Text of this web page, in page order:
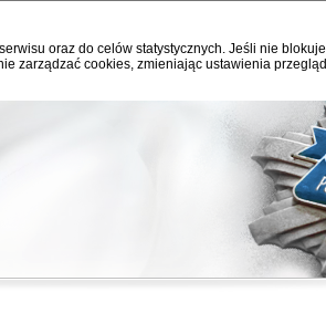
oraz do celów statystycznych. Jeśli nie
zarządzać cookies, zmieniając ustawienia